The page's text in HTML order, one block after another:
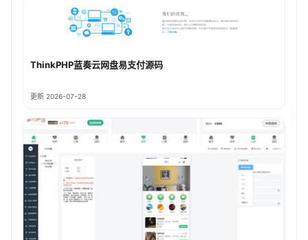
ThinkPHP蓝奏云网盘易支付源码
更新 2026-07-28